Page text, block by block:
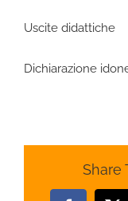
Uscite didattiche
Dichiarazione
Share